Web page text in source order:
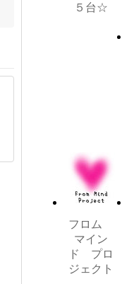
５台☆
フロム
マイン
ド プロ
ジェクト